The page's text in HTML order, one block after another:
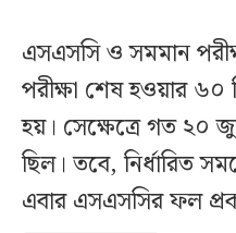
এসএসসি ও সমমান
পরীক্ষা শেষ হওয়ার ৬০
হয়। সেক্ষেত্রে গত ২০
ছিল। তবে, নির্ধারিত
এবার এসএসসির ফল